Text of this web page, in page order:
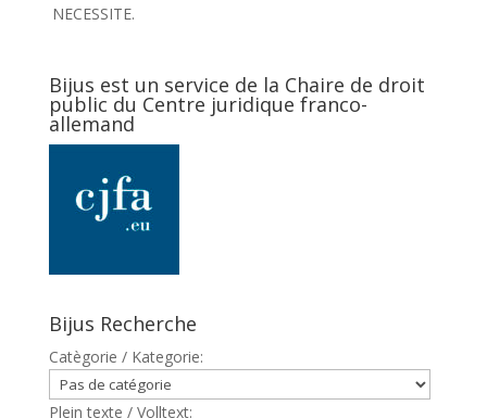
NECESSITE.
Bijus est un service de la Chaire de droit
public du Centre juridique franco-
allemand
Bijus Recherche
Catègorie / Kategorie:
Plein texte / Volltext: